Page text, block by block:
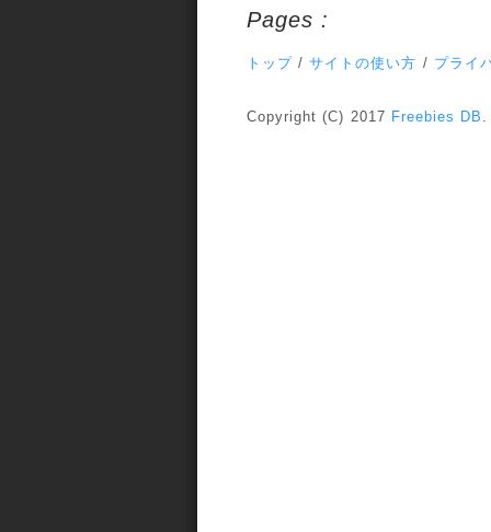
Pages :
トップ /サイトの使い方 / プライ
Copyright (C) 2017 Freebies DB .